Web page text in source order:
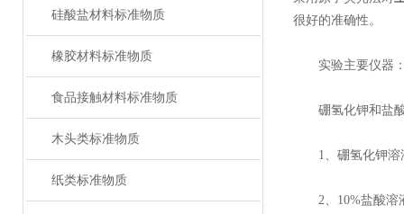
硅酸盐材料标准物质
橡胶材料标准物质
食品接触材料标准物质
木头类标准物质
纸类标准物质
很好的准确性。
实验主要仪器：
硼氢化钾和盐酸
1、硼氢化钾溶液
2、10%盐酸溶液